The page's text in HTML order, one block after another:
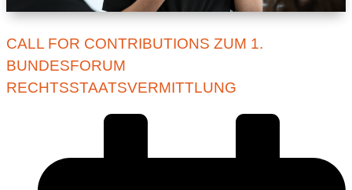
CALL FOR CONTRIBUTIONS ZUM 1.
BUNDESFORUM
RECHTSSTAATSVERMITTLUNG